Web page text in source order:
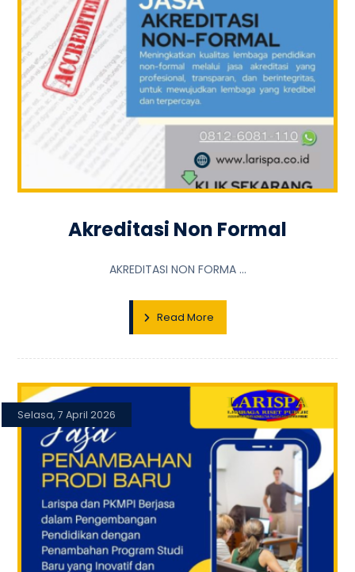
Akreditasi Non Formal
AKREDITASI NON FORMA ...
Read More
Selasa, 7 April 2026